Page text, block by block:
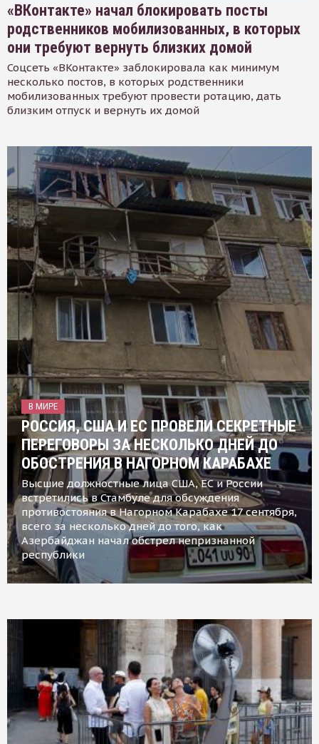
«ВКонтакте» начал блокировать посты
родственников мобилизованных, в которых
они требуют вернуть близких домой
Соцсеть «ВКонтакте» заблокировала как минимум
несколько постов, в которых родственники
мобилизованных требуют провести ротацию, дать
близким отпуск и вернуть их домой
В МИРЕ
РОССИЯ, США И ЕС ПРОВЕЛИ СЕКРЕТНЫЕ
ПЕРЕГОВОРЫ ЗА НЕСКОЛЬКО ДНЕЙ ДО
ОБОСТРЕНИЯ В НАГОРНОМ КАРАБАХЕ
Высшие должностные лица США, ЕС и России
встретились в Стамбуле для обсуждения
противостояния в Нагорном Карабахе 17 сентября,
всего за несколько дней до того, как
Азербайджан начал обстрел непризнанной
республики